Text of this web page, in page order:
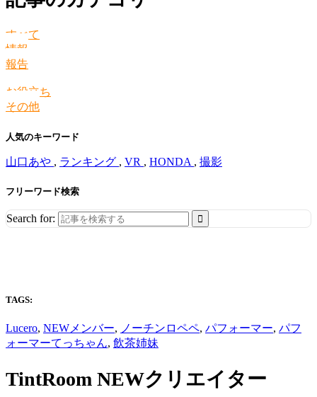
すべて
情報
報告
お役立ち
その他
人気のキーワード
山口あや , ランキング , VR , HONDA , 撮影
フリーワード検索
Search for:
TAGS:
Lucero, NEWメンバー, ノーチンロペペ, パフォーマー, パフ
ォーマーてっちゃん, 飲茶姉妹
TintRoom NEWクリエイター